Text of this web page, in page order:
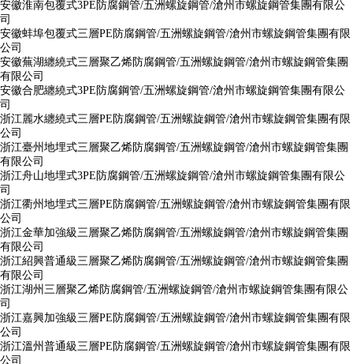
安徽淮南包覆式3PE防腐鋼管/五洲螺旋鋼管/滄州市螺旋鋼管集團有限公
司
安徽蚌埠包覆式三層PE防腐鋼管/五洲螺旋鋼管/滄州市螺旋鋼管集團有限
公司
安徽蕪湖纏繞式三層聚乙烯防腐鋼管/五洲螺旋鋼管/滄州市螺旋鋼管集團
有限公司
安徽合肥纏繞式3PE防腐鋼管/五洲螺旋鋼管/滄州市螺旋鋼管集團有限公
司
浙江麗水纏繞式三層PE防腐鋼管/五洲螺旋鋼管/滄州市螺旋鋼管集團有限
公司
浙江臺州地埋式三層聚乙烯防腐鋼管/五洲螺旋鋼管/滄州市螺旋鋼管集團
有限公司
浙江舟山地埋式3PE防腐鋼管/五洲螺旋鋼管/滄州市螺旋鋼管集團有限公
司
浙江衢州地埋式三層PE防腐鋼管/五洲螺旋鋼管/滄州市螺旋鋼管集團有限
公司
浙江金華加強級三層聚乙烯防腐鋼管/五洲螺旋鋼管/滄州市螺旋鋼管集團
有限公司
浙江紹興普通級三層聚乙烯防腐鋼管/五洲螺旋鋼管/滄州市螺旋鋼管集團
有限公司
浙江湖州三層聚乙烯防腐鋼管/五洲螺旋鋼管/滄州市螺旋鋼管集團有限公
司
浙江嘉興加強級三層PE防腐鋼管/五洲螺旋鋼管/滄州市螺旋鋼管集團有限
公司
浙江溫州普通級三層PE防腐鋼管/五洲螺旋鋼管/滄州市螺旋鋼管集團有限
公司